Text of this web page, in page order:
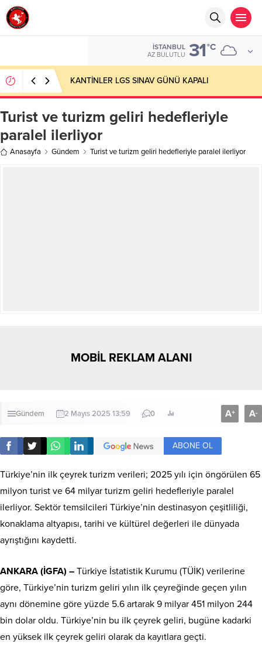
İSTANBUL
AZ BULUTLU 31°C
KANTİNLER LGS SINAV GÜNÜ KAPALI
Turist ve turizm geliri hedefleriyle
paralel ilerliyor
Anasayfa Gündem Turist ve turizm geliri hedefleriyle paralel ilerliyor
MOBİL REKLAM ALANI
Gündem 2 Mayıs 2025 13:59 0 A+ A-
ABONE OL
Türkiye’nin ilk çeyrek turizm verileri; 2025 yılı için öngörülen 65
milyon turist ve 64 milyar turizm geliri hedefleriyle paralel
ilerliyor. Sektör temsilcileri Türkiye’nin destinasyon çeşitliliği,
konaklama altyapısı, tarihi ve kültürel değerleri ile dünyada
ayrıştığını kaydetti.
ANKARA (İGFA) – Türkiye İstatistik Kurumu (TÜİK) verilerine
göre, Türkiye’nin turizm geliri yılın ilk çeyreğinde geçen yılın
aynı dönemine göre yüzde 5.6 artarak 9 milyar 451 milyon 244
bin dolar oldu. Türkiye’nin bu ilk çeyrek geliri, bugüne kadarki
en yüksek ilk çeyrek geliri olarak da kayıtlara geçti.